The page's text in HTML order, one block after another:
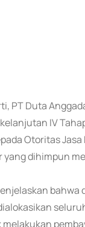
PT Duta
IV
Otoritas
dihimpun